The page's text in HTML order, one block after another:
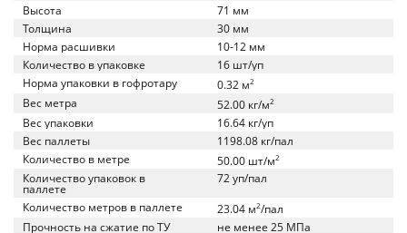
Высота
71 мм
Толщина
30 мм
Норма расшивки
10-12 мм
Количество в упаковке
16 шт/уп
Норма упаковки в гофротару
0.32 м2
Вес метра 52.00 кг/м2
Вес упаковки
16.64 кг/уп
Вес паллеты
1198.08 кг/пал
Количество в метре
50.00 шт/м2
Количество упаковок в
паллете
72 уп/пал
Количество метров в паллете 23.04 м2/пал
Прочность на сжатие по ТУ
не менее 25 МПа